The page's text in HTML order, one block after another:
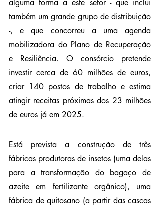
alguma forma a este setor - que inclui
também um grande grupo de distribuição
-, e que concorreu a uma agenda
mobilizadora do Plano de Recuperação
e Resiliência. O consórcio pretende
investir cerca de 60 milhões de euros,
criar 140 postos de trabalho e estima
atingir receitas próximas dos 23 milhões
de euros já em 2025.
Está prevista a construção de três
fábricas produtoras de insetos (uma delas
para a transformação do bagaço de
azeite em fertilizante orgânico), uma
fábrica de quitosano (a partir das cascas